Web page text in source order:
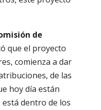
de
que el proyecto
comienza a dar
de las
hoy día están
dentro de los